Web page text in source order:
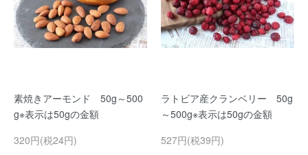
素焼きアーモンド 50g～500
g※表示は50gの金額
320円(税24円)
ラトビア産クランベリー 50g
～500g※表示は50gの金額
527円(税39円)